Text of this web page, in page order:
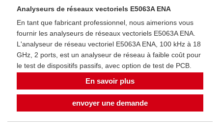
Analyseurs de réseaux vectoriels E5063A ENA
En tant que fabricant professionnel, nous aimerions vous
fournir les analyseurs de réseaux vectoriels E5063A ENA.
L'analyseur de réseau vectoriel E5063A ENA, 100 kHz à 18
GHz, 2 ports, est un analyseur de réseau à faible coût pour
le test de dispositifs passifs, avec option de test de PCB.
En savoir plus
envoyer une demande